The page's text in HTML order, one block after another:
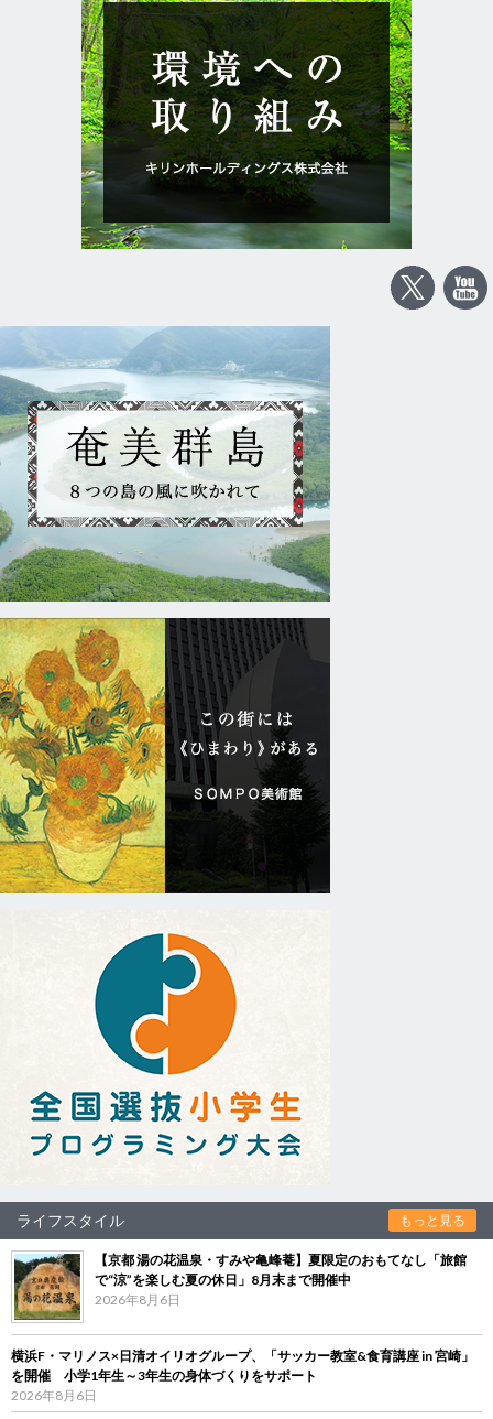
ライフスタイル もっと見る
【京都 湯の花温泉・すみや亀峰菴】夏限定のおもてなし「旅館
で“涼”を楽しむ夏の休日」8月末まで開催中
2026年8月6日
横浜F・マリノス×日清オイリオグループ、「サッカー教室&食育講座 in 宮崎」
を開催 小学1年生～3年生の身体づくりをサポート
2026年8月6日